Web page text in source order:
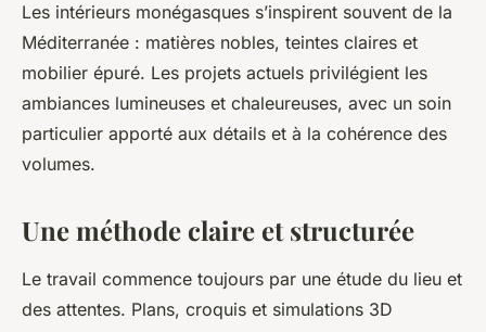
Les intérieurs monégasques s’inspirent souvent de la
Méditerranée : matières nobles, teintes claires et
mobilier épuré. Les projets actuels privilégient les
ambiances lumineuses et chaleureuses, avec un soin
particulier apporté aux détails et à la cohérence des
volumes.
Une méthode claire et structurée
Le travail commence toujours par une étude du lieu et
des attentes. Plans, croquis et simulations 3D